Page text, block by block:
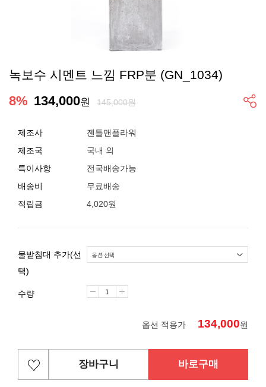
녹보수 시멘트 느낌 FRP분 (GN_1034)
8% 134,000원 145,000원
제조사
젠틀맨플라워
제조국
국내 외
특이사항
전국배송가능
배송비
무료배송
적립금
4,020원
물받침대 추가(선
택)
수량
옵션 적용가 134,000원
장바구니 바로구매